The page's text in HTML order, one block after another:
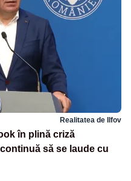
Realitatea de Ilfov
în plină criză
să se laude cu